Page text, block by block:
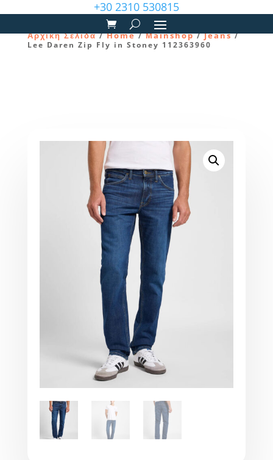
+30 2310 530815
Αρχική Σελίδα/Home/Μainshop/Jeans/
Lee Daren Zip Fly in Stoney 112363960